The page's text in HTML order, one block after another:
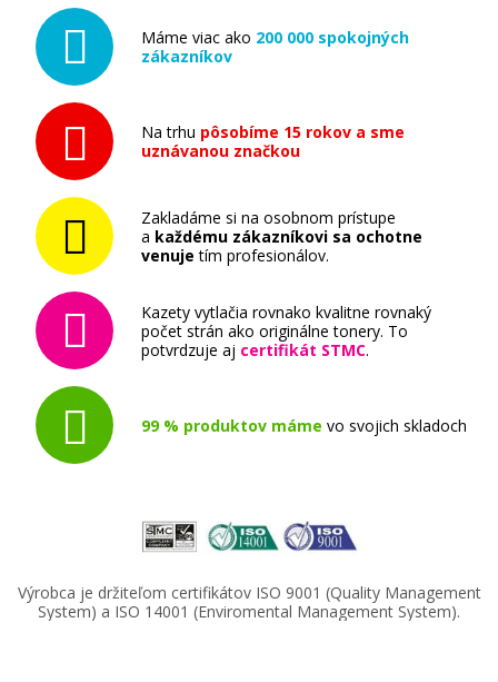
Máme viac ako 200 000 spokojných
zákazníkov
Na trhu pôsobíme 15 rokov a sme
uznávanou značkou
Zakladáme si na osobnom prístupe
a každému zákazníkovi sa ochotne
venuje tím profesionálov.
Kazety vytlačia rovnako kvalitne rovnaký
počet strán ako originálne tonery. To
potvrdzuje aj certifikát STMC.
99 % produktov máme vo svojich skladoch
Výrobca je držiteľom certifikátov ISO 9001 (Quality Management
System) a ISO 14001 (Enviromental Management System).